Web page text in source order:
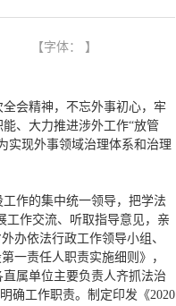
【字体： 】
会精神，不忘外事初心，牢
、大力推进涉外工作“放管
实现外事领域治理体系和治理
作的集中统一领导，把学法
工作交流、听取指导意见，亲
办依法行政工作领导小组、
一责任人职责实施细则》，
属单位主要负责人齐抓法治
确工作职责。制定印发《2020